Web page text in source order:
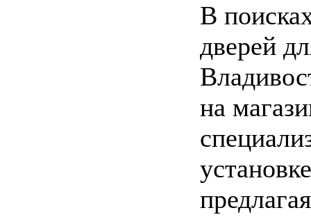
В
дверей
на